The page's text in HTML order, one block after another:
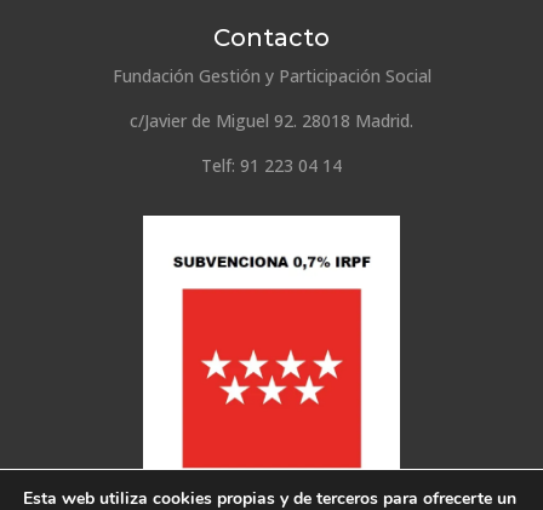
Contacto
Fundación Gestión y Participación Social
c/Javier de Miguel 92. 28018 Madrid.
Telf: 91 223 04 14
Esta web utiliza cookies propias y de terceros para ofrecerte un